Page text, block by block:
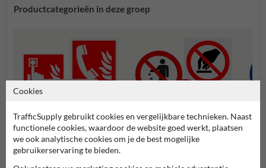
Productcategorieën in deze groep
Brand pictogrammen
Cookies
TrafficSupply gebruikt cookies en vergelijkbare technieken. Naast
functionele cookies, waardoor de website goed werkt, plaatsen
we ook analytische cookies om je de best mogelijke
gebruikerservaring te bieden.